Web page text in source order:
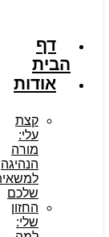
דף
הבית
אודות
קצת
עלי:
מורה
הנהיגה
שלכם
החזון
שלי: